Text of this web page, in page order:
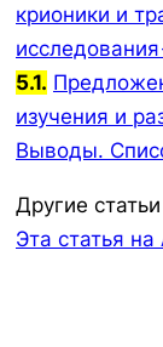
крионики и
5.1.
изучения и
Выводы.
Другие
Эта статья